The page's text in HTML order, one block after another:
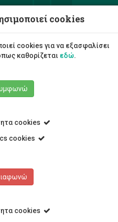
cookies
cookies για να εξασφαλίσει
καθορίζεται εδώ.
cookies
cookies
cookies